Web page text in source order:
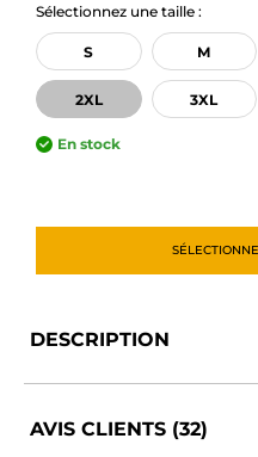
Sélectionnez une taille :
S M
2XL 3XL
En stock
DESCRIPTION
AVIS CLIENTS (32)